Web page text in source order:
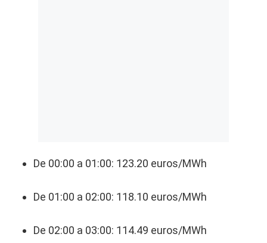
De 00:00 a 01:00: 123.20 euros/MWh
De 01:00 a 02:00: 118.10 euros/MWh
De 02:00 a 03:00: 114.49 euros/MWh